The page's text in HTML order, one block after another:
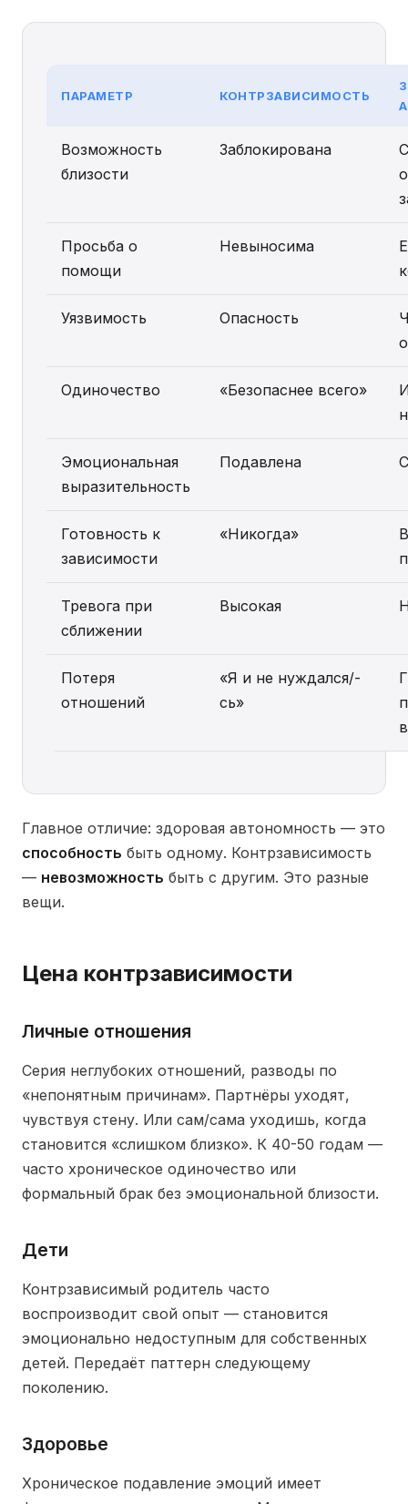
ПАРАМЕТР КОНТРЗАВИСИМОСТЬ
Возможность
близости
Заблокирована
Просьба о
помощи
Невыносима
Уязвимость Опасность
Одиночество «Безопаснее всего»
Эмоциональная
выразительность
Подавлена
Готовность к
зависимости
«Никогда»
Тревога при
сближении
Высокая
Потеря
отношений
«Я и не нуждался/-
сь»
Главное отличие: здоровая автономность — это
способность быть одному. Контрзависимость
— невозможность быть с другим. Это разные
вещи.
Цена контрзависимости
Личные отношения
Серия неглубоких отношений, разводы по
«непонятным причинам». Партнёры уходят,
чувствуя стену. Или сам/сама уходишь, когда
становится «слишком близко». К 40-50 годам —
часто хроническое одиночество или
формальный брак без эмоциональной близости.
Дети
Контрзависимый родитель часто
воспроизводит свой опыт — становится
эмоционально недоступным для собственных
детей. Передаёт паттерн следующему
поколению.
Здоровье
Хроническое подавление эмоций имеет